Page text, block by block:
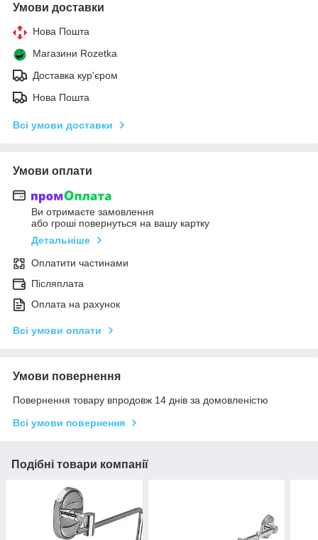
Умови доставки
Нова Пошта
Магазини Rozetka
Доставка кур'єром
Нова Пошта
Всі умови доставки
Умови оплати
Ви отримаєте замовлення
або гроші повернуться на вашу картку
Детальніше
Оплатити частинами
Післяплата
Оплата на рахунок
Всі умови оплати
Умови повернення
Повернення товару впродовж 14 днів за домовленістю
Всі умови повернення
Подібні товари компанії